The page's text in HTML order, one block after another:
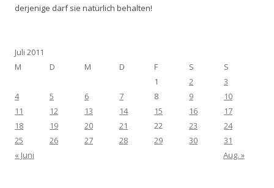
derjenige darf sie natürlich behalten!
Juli 2011
M
D M D F S
S
1
2
3
4
5 6 7 8 9
10
11
12 13 14 15 16
17
18
19 20 21 22 23
24
25
26 27 28 29 30
31
« Juni
Aug. »